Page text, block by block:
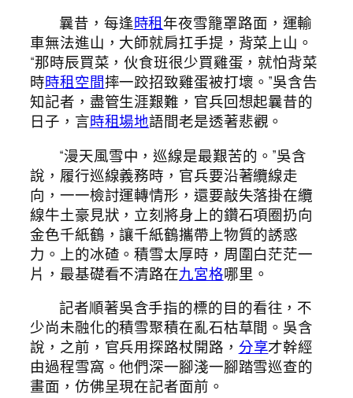
曩昔，每逢時租年夜雪籠罩路面，運輸
車無法進山，大師就肩扛手提，背菜上山。
“那時辰買菜，伙食班很少買雞蛋，就怕背菜
時時租空間摔一跤招致雞蛋被打壞。”吳含告
知記者，盡管生涯艱難，官兵回想起曩昔的
日子，言時租場地語間老是透著悲觀。
“漫天風雪中，巡線是最艱苦的。”吳含
說，履行巡線義務時，官兵要沿著纜線走
向，一一檢討運轉情形，還要敲失落掛在纜
線牛土豪見狀，立刻將身上的鑽石項圈扔向
金色千紙鶴，讓千紙鶴攜帶上物質的誘惑
力。上的冰碴。積雪太厚時，周圍白茫茫一
片，最基礎看不清路在九宮格哪里。
記者順著吳含手指的標的目的看往，不
少尚未融化的積雪聚積在亂石枯草間。吳含
說，之前，官兵用探路杖開路， 分享才幹經
由過程雪窩。他們深一腳淺一腳踏雪巡查的
畫面，仿佛呈現在記者面前。